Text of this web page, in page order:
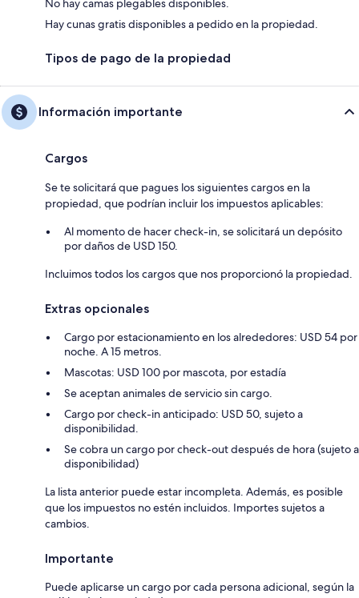
No hay camas plegables disponibles.
Hay cunas gratis disponibles a pedido en la propiedad.
Tipos de pago de la propiedad
Información importante
Cargos
Se te solicitará que pagues los siguientes cargos en la
propiedad, que podrían incluir los impuestos aplicables:
Al momento de hacer check-in, se solicitará un depósito
por daños de USD 150.
Incluimos todos los cargos que nos proporcionó la propiedad.
Extras opcionales
Cargo por estacionamiento en los alrededores: USD 54 por
noche. A 15 metros.
Mascotas: USD 100 por mascota, por estadía
Se aceptan animales de servicio sin cargo.
Cargo por check-in anticipado: USD 50, sujeto a
disponibilidad.
Se cobra un cargo por check-out después de hora (sujeto a
disponibilidad)
La lista anterior puede estar incompleta. Además, es posible
que los impuestos no estén incluidos. Importes sujetos a
cambios.
Importante
Puede aplicarse un cargo por cada persona adicional, según la